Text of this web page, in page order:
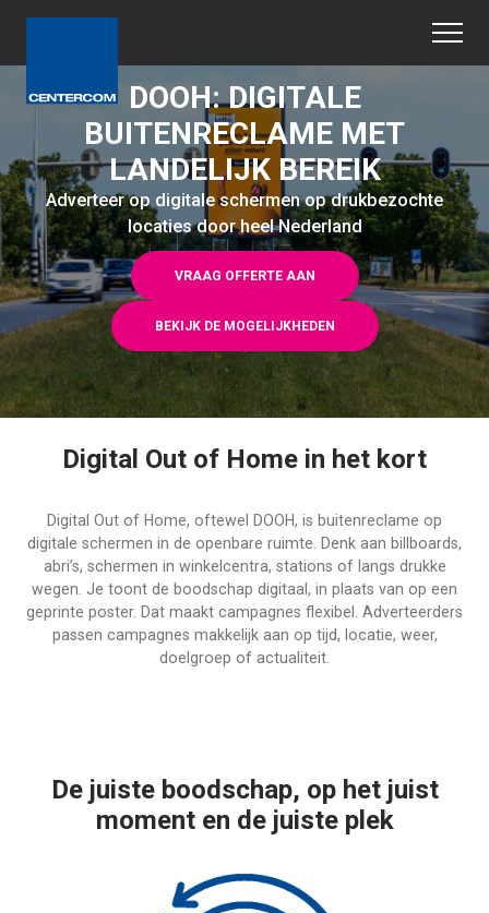
DOOH: DIGITALE
BUITENRECLAME MET
LANDELIJK BEREIK
Adverteer op digitale schermen op drukbezochte
locaties door heel Nederland
VRAAG OFFERTE AAN
BEKIJK DE MOGELIJKHEDEN
Digital Out of Home in het kort
Digital Out of Home, oftewel DOOH, is buitenreclame op
digitale schermen in de openbare ruimte. Denk aan billboards,
abri’s, schermen in winkelcentra, stations of langs drukke
wegen. Je toont de boodschap digitaal, in plaats van op een
geprinte poster. Dat maakt campagnes flexibel. Adverteerders
passen campagnes makkelijk aan op tijd, locatie, weer,
doelgroep of actualiteit.
De juiste boodschap, op het juist
moment en de juiste plek